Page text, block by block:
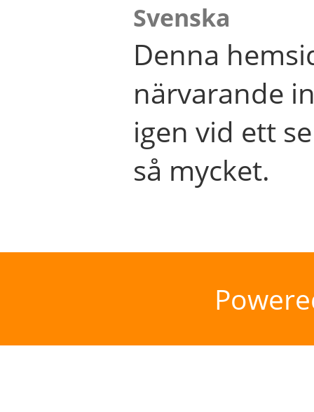
Svenska
Denna
närvarande
igen vid ett
så mycket.